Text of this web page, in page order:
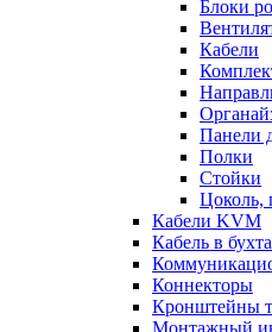
Блоки
Кабели
Панели
Полки
Стойки
Цоколь,
Кабели KVM
Кабель в
Коннекторы
Кронштейны
Монтажный